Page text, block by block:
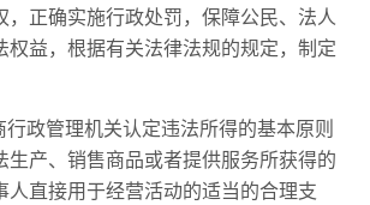
，正确实施行政处罚，保障公民、法人
权益，根据有关法律法规的规定，制定
政管理机关认定违法所得的基本原则
生产、销售商品或者提供服务所获得的
人直接用于经营活动的适当的合理支